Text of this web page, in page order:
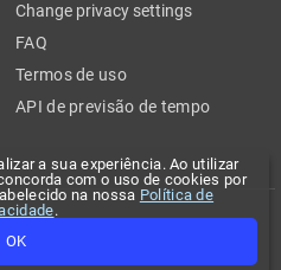
a sua experiência. Ao utilizar
com o uso de cookies por
na nossa Política de
.
OK
Change privacy settings
FAQ
Termos de uso
API de previsão de tempo
Todos os direitos reservados.